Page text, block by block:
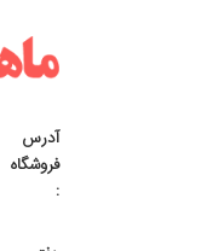
آدرس
فروشگاه
: